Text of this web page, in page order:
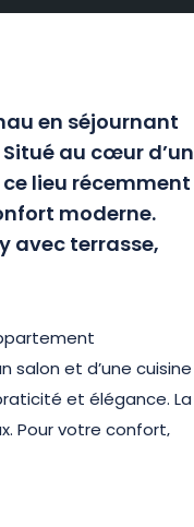
en séjournant
au cœur d’un
lieu récemment
moderne.
avec terrasse,
salon et d’une cuisine
et élégance. La
Pour votre confort,
maison est mis à